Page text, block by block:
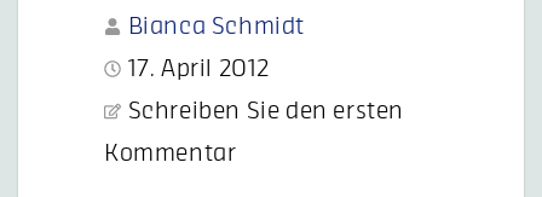
Bianca Schmidt
17. April 2012
Schreiben Sie den ersten
Kommentar